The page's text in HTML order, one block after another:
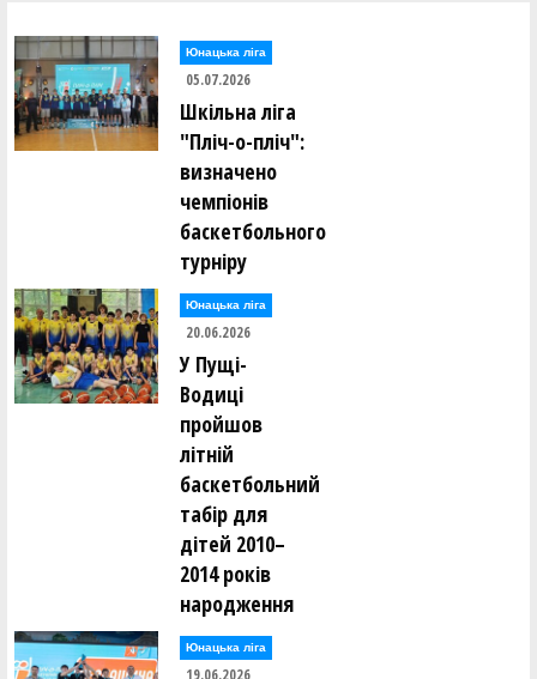
Юнацька ліга
05.07.2026
Шкільна ліга
"Пліч-о-пліч":
визначено
чемпіонів
баскетбольного
турніру
Юнацька ліга
20.06.2026
У Пущі-
Водиці
пройшов
літній
баскетбольний
табір для
дітей 2010–
2014 років
народження
Юнацька ліга
19.06.2026